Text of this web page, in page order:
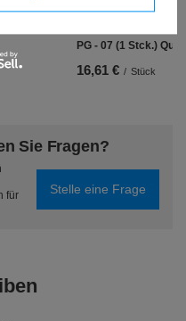
PG - 07 (1 Stck.)
16,61 € / Stück
Sie Fragen?
für
Stelle eine Frage